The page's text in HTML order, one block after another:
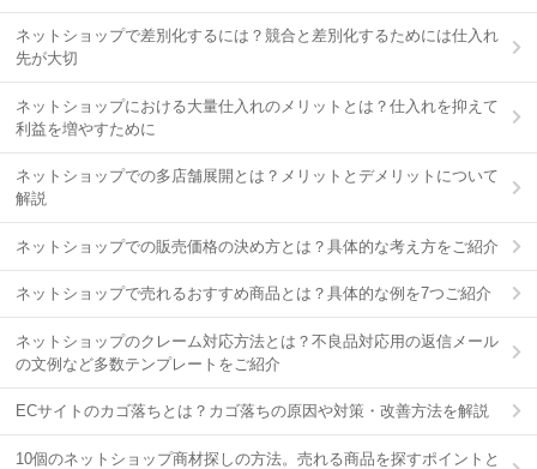
ネットショップで差別化するには？競合と差別化するためには仕入れ
先が大切
ネットショップにおける大量仕入れのメリットとは？仕入れを抑えて
利益を増やすために
ネットショップでの多店舗展開とは？メリットとデメリットについて
解説
ネットショップでの販売価格の決め方とは？具体的な考え方をご紹介
ネットショップで売れるおすすめ商品とは？具体的な例を7つご紹介
ネットショップのクレーム対応方法とは？不良品対応用の返信メール
の文例など多数テンプレートをご紹介
ECサイトのカゴ落ちとは？カゴ落ちの原因や対策・改善方法を解説
10個のネットショップ商材探しの方法。売れる商品を探すポイントと